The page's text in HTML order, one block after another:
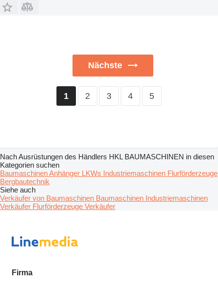
Nächste
1 2 3 4 5
Nach Ausrüstungen des Händlers HKL BAUMASCHINEN in diesen
Kategorien suchen
BaumaschinenAnhänger LKWs Industriemaschinen Flurförderzeuge
Bergbautechnik
Siehe auch
Verkäufer von Baumaschinen Baumaschinen Industriemaschinen
Verkäufer Flurförderzeuge Verkäufer
Firma